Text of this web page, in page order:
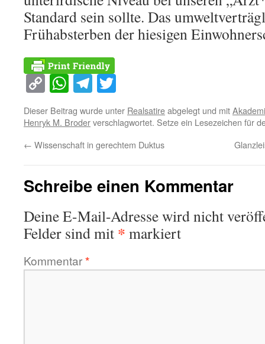
Standard sein sollte. Das
Frühabsterben der hiesigen
Copy
Link
WhatsApp
Telegram
Dieser Beitrag wurde unter Realsatireabgelegt und mit
Henryk M. Broderverschlagwortet. Setze ein Lesezeichen für
← Wissenschaft in gerechtem Duktus
Schreibe einen Kommentar
Deine E-Mail-Adresse wird nicht
Felder sind mit * markiert
Kommentar*